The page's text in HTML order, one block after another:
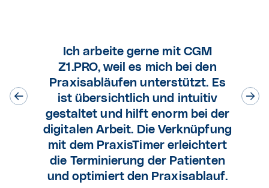
Ich arbeite gerne mit CGM
Z1.PRO, weil es mich bei den
Praxisabläufen unterstützt. Es
ist übersichtlich und intuitiv
gestaltet und hilft enorm bei der
digitalen Arbeit. Die Verknüpfung
mit dem PraxisTimer erleichtert
die Terminierung der Patienten
und optimiert den Praxisablauf.